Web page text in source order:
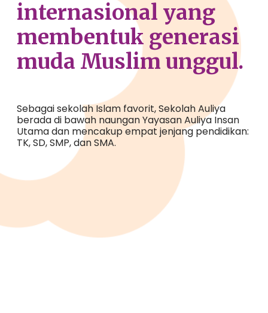
internasional yang
membentuk generasi
muda Muslim unggul.
Sebagaisekolah Islam favorit,SekolahAuliya
beradadi bawah naunganYayasan Auliya Insan
Utama dan mencakupempat jenjang pendidikan:
TK, SD, SMP, dan SMA.